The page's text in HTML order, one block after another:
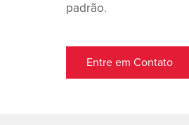
padrão.
Entre em Contato